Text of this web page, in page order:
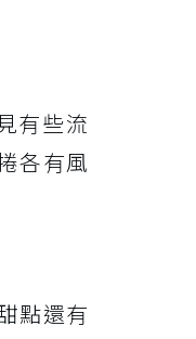
有些流
各有風
點還有